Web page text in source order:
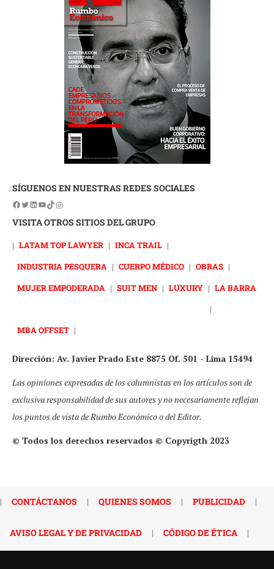
SÍGUENOS EN NUESTRAS REDES SOCIALES
VISITA OTROS SITIOS DEL GRUPO
| LATAM TOP LAWYER | INCA TRAIL |
INDUSTRIA PESQUERA | CUERPO MÉDICO | OBRAS |
MUJER EMPODERADA | SUIT MEN | LUXURY | LA BARRA
|
MBA OFFSET |
Dirección: Av. Javier Prado Este 8875 Of. 501 - Lima 15494
Las opiniones expresadas de los columnistas en los artículos son de
exclusiva responsabilidad de sus autores y no necesariamente reflejan
los puntos de vista de Rumbo Económico o del Editor.
© Todos los derechos reservados © Copyrigth 2023
| CONTÁCTANOS | QUIENES SOMOS | PUBLICIDAD |
AVISO LEGAL Y DE PRIVACIDAD | CÓDIGO DE ÉTICA |